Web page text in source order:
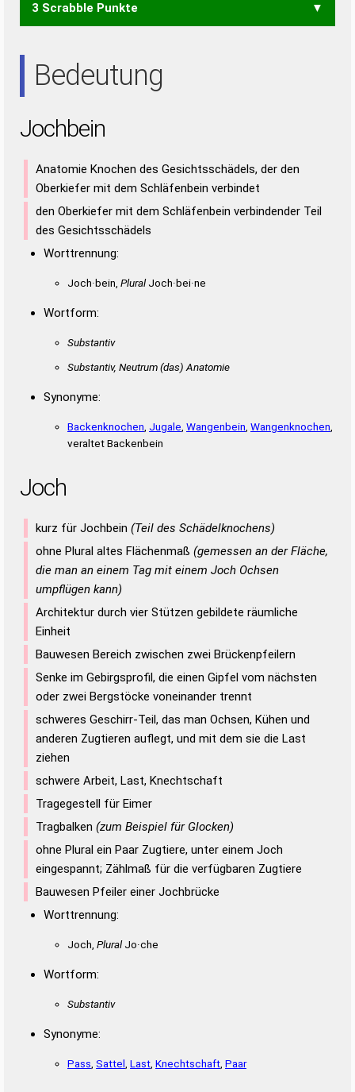
HEI HIE HIN IHN ION
3 Scrabble Punkte
Bedeutung
Jochbein
Anatomie Knochen des Gesichtsschädels, der den
Oberkiefer mit dem Schläfenbein verbindet
den Oberkiefer mit dem Schläfenbein verbindender Teil
des Gesichtsschädels
Worttrennung:
Joch·bein, PluralJoch·bei·ne
Wortform:
Substantiv
Substantiv, Neutrum(das) Anatomie
Synonyme:
Backenknochen Jugale Wangenbein Wangenknochen
veraltet Backenbein
Joch
kurz für Jochbein (Teil des Schädelknochens)
ohne Plural altes Flächenmaß (gemessen an der Fläche,
die man an einem Tag mit einem Joch Ochsen
umpflügen kann)
Architektur durch vier Stützen gebildete räumliche
Einheit
Bauwesen Bereich zwischen zwei Brückenpfeilern
Senke im Gebirgsprofil, die einen Gipfel vom nächsten
oder zwei Bergstöcke voneinander trennt
schweres Geschirr-Teil, das man Ochsen, Kühen und
anderen Zugtieren auflegt, und mit dem sie die Last
ziehen
schwere Arbeit, Last, Knechtschaft
Tragegestell für Eimer
Tragbalken (zum Beispiel für Glocken)
ohne Plural ein Paar Zugtiere, unter einem Joch
eingespannt; Zählmaß für die verfügbaren Zugtiere
Bauwesen Pfeiler einer Jochbrücke
Worttrennung:
Joch, PluralJo·che
Wortform:
Substantiv
Synonyme:
Pass Sattel Last Knechtschaft Paar